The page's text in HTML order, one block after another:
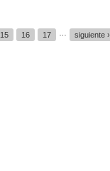
15 16 17 siguiente ›